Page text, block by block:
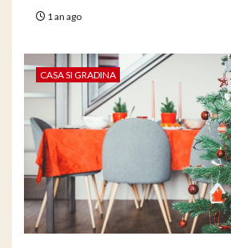
1 an ago
CASA SI GRADINA